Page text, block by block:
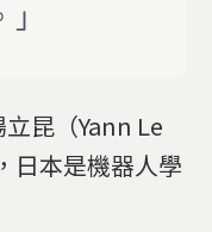
昆（Yann Le
日本是機器人學